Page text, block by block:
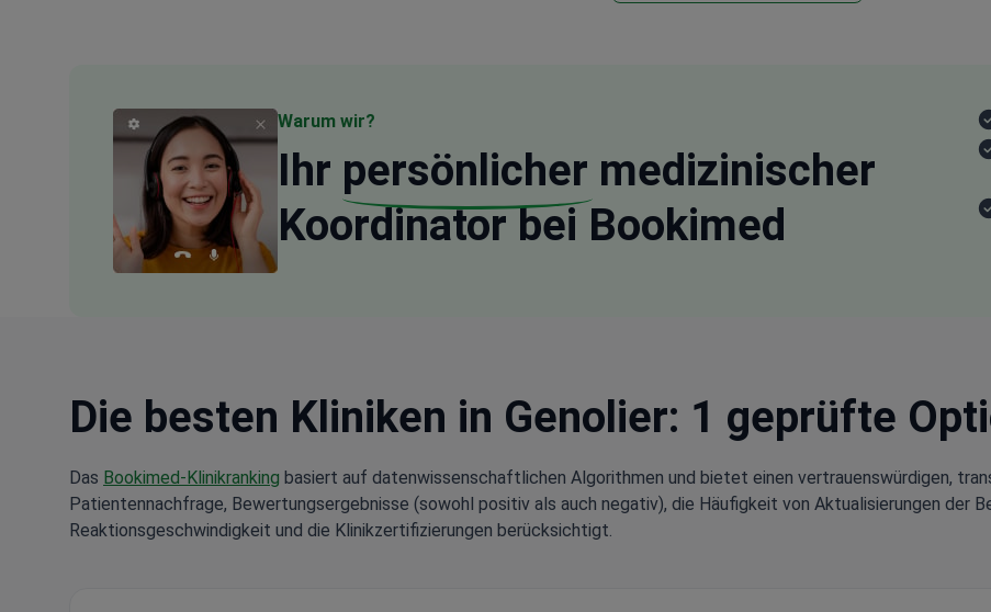
Warum wir?
Ihr persönlicher medizinischer
Koordinator bei Bookimed
Die besten Kliniken in Genolier: 1 geprüfte
Das Bookimed-Klinikranking basiert auf datenwissenschaftlichen Algorithmen und bietet einen vertrauenswürdigen,
Patientennachfrage, Bewertungsergebnisse (sowohl positiv als auch negativ), die Häufigkeit von Aktualisierungen der
Reaktionsgeschwindigkeit und die Klinikzertifizierungen berücksichtigt.